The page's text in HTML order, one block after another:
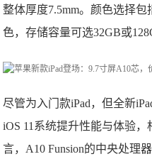
整体厚度7.5mm。颜色选择
色，存储容量可选32GB或
尽管为入门款iPad，但全新
iOS 11系统提升性能与体验，
言，A10 Funsion的中央处理